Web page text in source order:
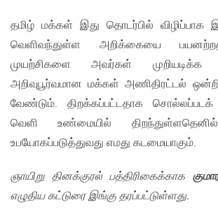
தமிழ் மக்கள் இது தொடர்பில் விழிப்பாக
வெளிவந்துள்ள அறிக்கையை
முயற்சிகளை அவர்கள் முறியடிக்க
அறிவுபூர்வமான மக்கள் அணிதிரட்டல்
வேண்டும். திறக்கப்பட்டதாக
வெளி உண்மையில்
உபயோகப்படுத்துவது எமது கடமையாகும்.
ஞாயிறு தினக்குரல் பத்திரிகைக்காக
எழுதிய கட்டுரை இங்கு தரப்பட்டுள்ளது.